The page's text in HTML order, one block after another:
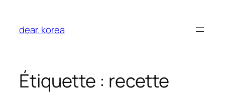
contenu
dear. korea
Étiquette : recette